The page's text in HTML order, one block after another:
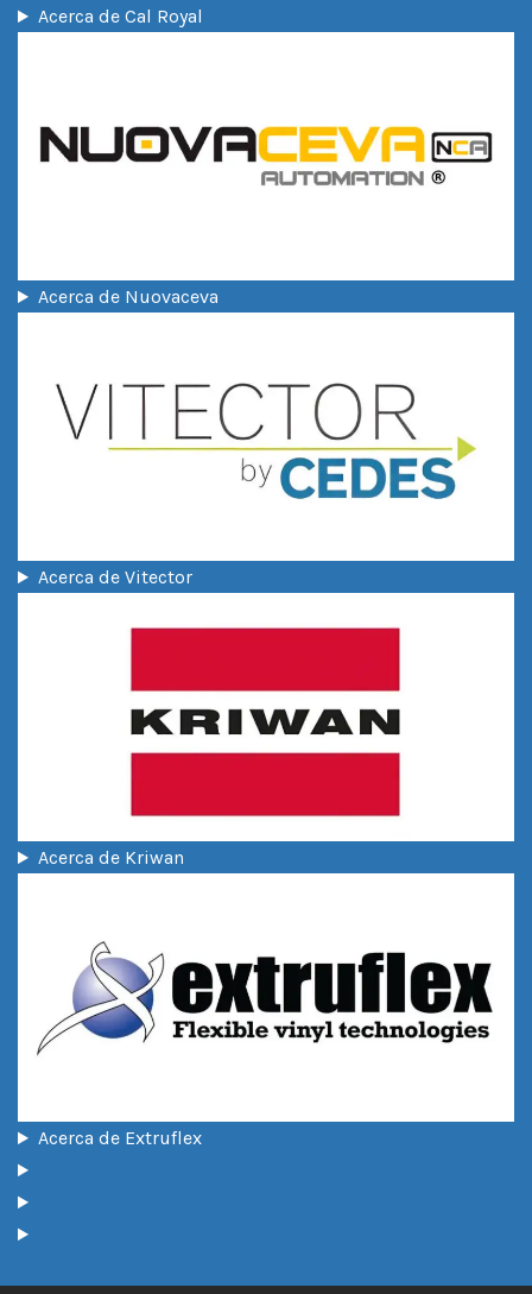
Acerca de Cal Royal
Acerca de Nuovaceva
Acerca de Vitector
Acerca de Kriwan
Acerca de Extruflex